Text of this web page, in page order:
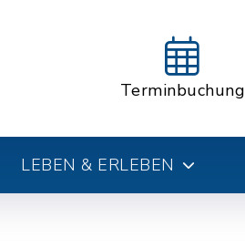
Terminbuchung
LEBEN & ERLEBEN